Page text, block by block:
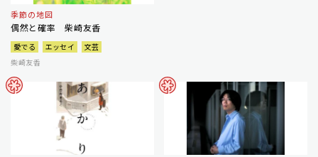
季節の地図
偶然と確率 柴崎友香
愛でる エッセイ
文芸
柴崎友香